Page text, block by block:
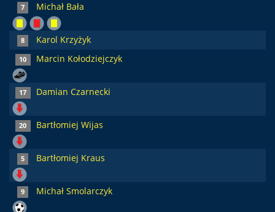
7 Michał Bała
8 Karol Krzyżyk
10 Marcin Kołodziejczyk
17 Damian Czarnecki
20 Bartłomiej Wijas
5 Bartłomiej Kraus
9 Michał Smolarczyk